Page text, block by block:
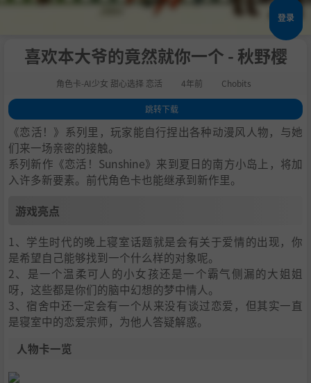
登录
喜欢本大爷的竟然就你一个 - 秋野樱
角色卡-AI少女 甜心选择 恋活 4年前 Chobits
跳转下载
1.游戏亮点
2.人物卡一览
3.恋活sunshine角色卡MOD安装方法
4.下载地址
《恋活！》系列里，玩家能自行捏出各种动漫风人物，与她
们来一场亲密的接触。
系列新作《恋活！Sunshine》来到夏日的南方小岛上，将加
入许多新要素。前代角色卡也能继承到新作里。
游戏亮点
1、学生时代的晚上寝室话题就是会有关于爱情的出现，你
是希望自己能够找到一个什么样的对象呢。
2、是一个温柔可人的小女孩还是一个霸气侧漏的大姐姐
呀，这些都是你们的脑中幻想的梦中情人。
3、宿舍中还一定会有一个从来没有谈过恋爱，但其实一直
是寝室中的恋爱宗师，为他人答疑解惑。
人物卡一览